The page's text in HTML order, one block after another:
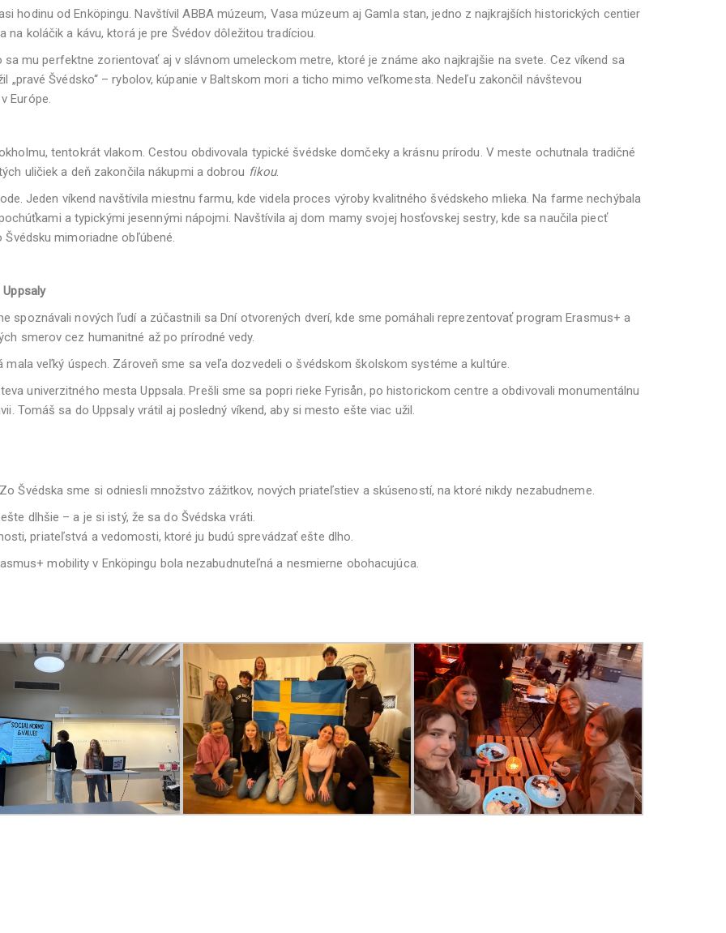
hodinu od Enköpingu. Navštívil ABBA múzeum, Vasa múzeum aj Gamla stan, jedno z najkrajších historických centier
na koláčik a kávu, ktorá je pre Švédov dôležitou tradíciou.
sa mu perfektne zorientovať aj v slávnom umeleckom metre, ktoré je známe ako najkrajšie na svete. Cez víkend sa
„pravé Švédsko“ – rybolov, kúpanie v Baltskom mori a ticho mimo veľkomesta. Nedeľu zakončil návštevou
Európe.
tentokrát vlakom. Cestou obdivovala typické švédske domčeky a krásnu prírodu. V meste ochutnala tradičné
uličiek a deň zakončila nákupmi a dobrou fikou.
Jeden víkend navštívila miestnu farmu, kde videla proces výroby kvalitného švédskeho mlieka. Na farme nechýbala
a typickými jesennými nápojmi. Navštívila aj dom mamy svojej hosťovskej sestry, kde sa naučila piecť
Švédsku mimoriadne obľúbené.
spoznávali nových ľudí a zúčastnili sa Dní otvorených dverí, kde sme pomáhali reprezentovať program Erasmus+ a
smerov cez humanitné až po prírodné vedy.
veľký úspech. Zároveň sme sa veľa dozvedeli o švédskom školskom systéme a kultúre.
univerzitného mesta Uppsala. Prešli sme sa popri rieke Fyrisån, po historickom centre a obdivovali monumentálnu
Tomáš sa do Uppsaly vrátil aj posledný víkend, aby si mesto ešte viac užil.
Švédska sme si odniesli množstvo zážitkov, nových priateľstiev a skúseností, na ktoré nikdy nezabudneme.
dlhšie – a je si istý, že sa do Švédska vráti.
priateľstvá a vedomosti, ktoré ju budú sprevádzať ešte dlho.
mobility v Enköpingu bola nezabudnuteľná a nesmierne obohacujúca.